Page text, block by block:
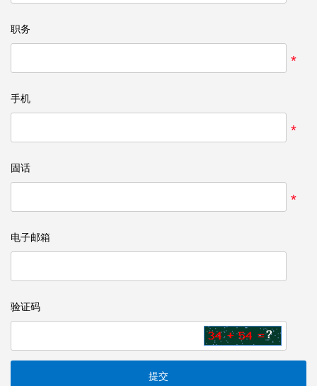
职务
*
手机
*
固话
*
电子邮箱
验证码
提交